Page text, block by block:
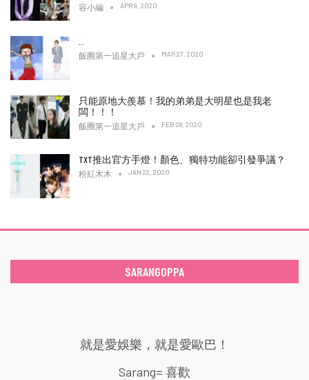
容小編 APR 9, 2020
飯圈第一追星大戶 MAR 27, 2020
只能原地大羨慕！我的弟弟是大明星也是我老
闆！！！
飯圈第一追星大戶 FEB 28, 2020
TXT推出官方手燈！顏色、獨特功能卻引發爭議？
粉紅木木 JAN 22, 2020
SARANGOPPA
就是愛娛樂，就是愛歐巴！
Sarang= 喜歡